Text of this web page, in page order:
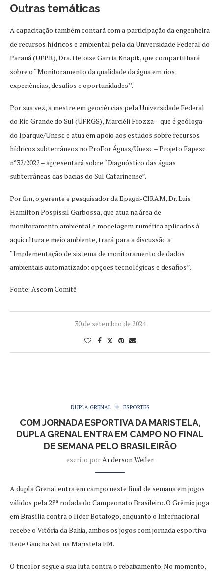
Outras temáticas
A capacitação também contará com a participação da engenheira
de recursos hídricos e ambiental pela da Universidade Federal do
Paraná (UFPR), Dra. Heloise Garcia Knapik, que compartilhará
sobre o “Monitoramento da qualidade da água em rios:
experiências, desafios e oportunidades’’.
Por sua vez, a mestre em geociências pela Universidade Federal
do Rio Grande do Sul (UFRGS), Marciéli Frozza – que é geóloga
do Iparque/Unesc e atua em apoio aos estudos sobre recursos
hídricos subterrâneos no ProFor Águas/Unesc – Projeto Fapesc
n°32/2022 – apresentará sobre “Diagnóstico das águas
subterrâneas das bacias do Sul Catarinense”.
Por fim, o gerente e pesquisador da Epagri-CIRAM, Dr. Luis
Hamilton Pospissil Garbossa, que atua na área de
monitoramento ambiental e modelagem numérica aplicados à
aquicultura e meio ambiente, trará para a discussão a
“Implementação de sistema de monitoramento de dados
ambientais automatizado: opções tecnológicas e desafios”.
Fonte: Ascom Comitê
30 de setembro de 2024
DUPLA GRENAL ESPORTES
COM JORNADA ESPORTIVA DA MARISTELA,
DUPLA GRENAL ENTRA EM CAMPO NO FINAL
DE SEMANA PELO BRASILEIRÃO
escrito porAnderson Weiler
A dupla Grenal entra em campo neste final de semana em jogos
válidos pela 28ª rodada do Campeonato Brasileiro. O Grêmio joga
em Brasília contra o líder Botafogo, enquanto o Internacional
recebe o Vitória da Bahia, ambos os jogos com jornada esportiva
Rede Gaúcha Sat na Maristela FM.
O tricolor segue a sua luta contra o rebaixamento. No momento,